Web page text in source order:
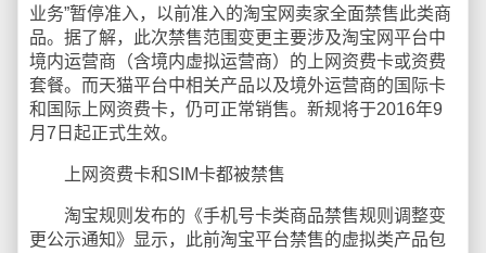
业务”暂停准入，以前准入的淘宝网卖家全面禁售此类商
品。据了解，此次禁售范围变更主要涉及淘宝网平台中
境内运营商（含境内虚拟运营商）的上网资费卡或资费
套餐。而天猫平台中相关产品以及境外运营商的国际卡
和国际上网资费卡，仍可正常销售。新规将于2016年9
月7日起正式生效。
上网资费卡和SIM卡都被禁售
淘宝规则发布的《手机号卡类商品禁售规则调整变
更公示通知》显示，此前淘宝平台禁售的虚拟类产品包